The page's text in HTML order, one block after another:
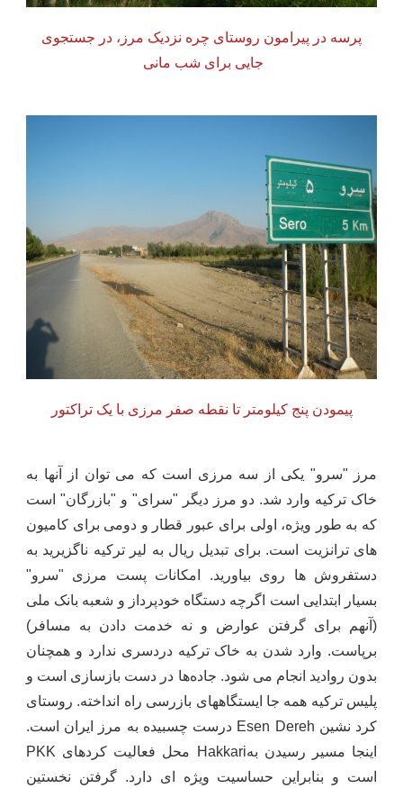
پرسه در پیرامون روستای چره نزدیک مرز، در جستجوی
جایی برای شب مانی
پیمودن پنج کیلومتر تا نقطه صفر مرزی با یک تراکتور
مرز "سرو" یکی از سه مرزی است که می توان از آنها به
خاک ترکیه وارد شد. دو مرز دیگر "سرای" و "بازرگان" است
که به طور ویژه، اولی برای عبور قطار و دومی برای کامیون
های ترانزیت است. برای تبدیل ریال به لیر ترکیه ناگزیرید به
دستفروش ها روی بیاورید. امکانات پست مرزی "سرو"
بسیار ابتدایی است اگرچه دستگاه خودپرداز و شعبه بانک ملی
(آنهم برای گرفتن عوارض و نه خدمت دادن به مسافر)
برپاست. وارد شدن به خاک ترکیه دردسری ندارد و همچنان
بدون روادید انجام می شود. جاده‌ها در دست بازسازی است و
پلیس ترکیه همه جا ایستگاههای بازرسی راه انداخته. روستای
کرد نشین Esen Dereh درست چسبیده به مرز ایران است.
اینجا مسیر رسیدن بهHakkari محل فعالیت کردهای PKK
است و بنابراین حساسیت ویژه ای دارد. گرفتن نخستین